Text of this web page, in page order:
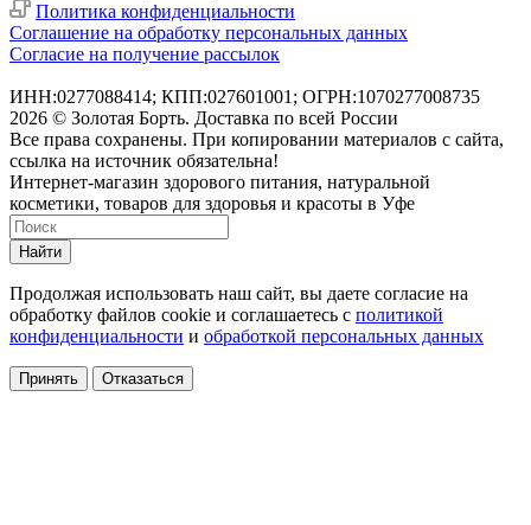
Политика конфиденциальности
Соглашение на обработку персональных данных
Согласие на получение рассылок
ИНН:0277088414; КПП:027601001; ОГРН:1070277008735
2026 © Золотая Борть. Доставка по всей России
Все права сохранены. При копировании материалов с сайта,
ссылка на источник обязательна!
Интернет-магазин здорового питания, натуральной
косметики, товаров для здоровья и красоты в Уфе
Найти
Продолжая использовать наш сайт, вы даете согласие на
обработку файлов cookie и соглашаетесь с политикой
конфиденциальности и обработкой персональных данных
Принять Отказаться